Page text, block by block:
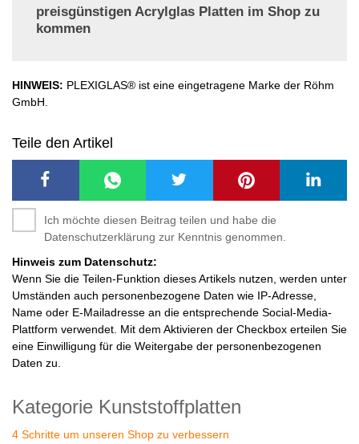
preisgünstigen Acrylglas Platten im Shop zu
kommen
HINWEIS: PLEXIGLAS® ist eine eingetragene Marke der Röhm
GmbH.
Teile den Artikel
Ich möchte diesen Beitrag teilen und habe die
Datenschutzerklärung zur Kenntnis genommen.
Hinweis zum Datenschutz:
Wenn Sie die Teilen-Funktion dieses Artikels nutzen, werden unter
Umständen auch personenbezogene Daten wie IP-Adresse,
Name oder E-Mailadresse an die entsprechende Social-Media-
Plattform verwendet. Mit dem Aktivieren der Checkbox erteilen Sie
eine Einwilligung für die Weitergabe der personenbezogenen
Daten zu.
Kategorie Kunststoffplatten
4 Schritte um unseren Shop zu verbessern